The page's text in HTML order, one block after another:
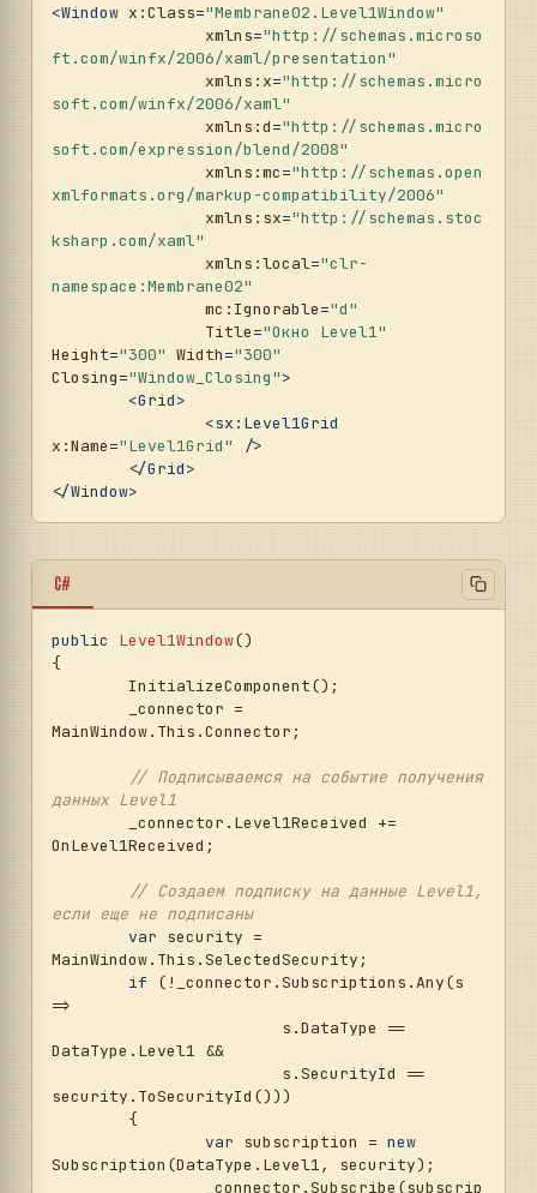
<Window x:Class="Membrane02.Level1Window"
xmlns="http://schemas.microso
ft.com/winfx/2006/xaml/presentation"
xmlns:x="http://schemas.micro
soft.com/winfx/2006/xaml"
xmlns:d="http://schemas.micro
soft.com/expression/blend/2008"
xmlns:mc="http://schemas.open
xmlformats.org/markup-compatibility/2006"
xmlns:sx="http://schemas.stoc
ksharp.com/xaml"
xmlns:local="clr-
namespace:Membrane02"
mc:Ignorable="d"
Title="Окно Level1"
Height="300" Width="300"
Closing="Window_Closing">
<Grid>
<sx:Level1Grid
x:Name="Level1Grid"
/>
</Grid>
</Window>
C#
public Level1Window()
{
MainWindow.This.Connector;
// Подписываемся на событие получения
данных Level1
OnLevel1Received;
// Создаем подписку на данные Level1,
если еще не подписаны
var security =
MainWindow.This.SelectedSecurity;
if (!_connector.Subscriptions.Any(s
=>
DataType.Level1 &&
security.ToSecurityId()))
var subscription = new
Subscription(DataType.Level1, security);